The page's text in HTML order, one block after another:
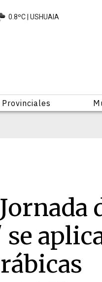
0.8ºC | USHUAIA
Provinciales